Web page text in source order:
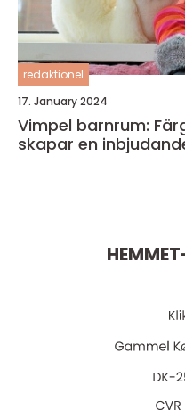
redaktionel
17. January 2024
Vimpel barnrum:
skapar en